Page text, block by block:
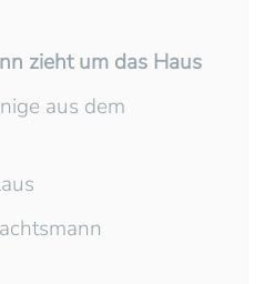
zieht um das Haus
aus dem